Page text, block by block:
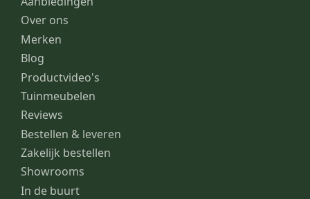
Over ons
Merken
Blog
Productvideo's
Tuinmeubelen
Reviews
Bestellen & leveren
Zakelijk bestellen
Showrooms
In de buurt